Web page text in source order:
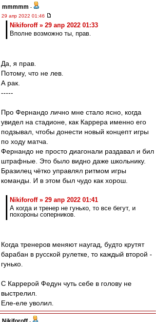
mmmmm -
29 апр 2022 01:46
Nikiforoff » 29 апр 2022 01:33
Вполне возможно ты, прав.
Да, я прав.
Потому, что не лев.
А рак.
-----
Про Фернандо лично мне стало ясно, когда
увидел на стадионе, как Каррера именно его
подзывал, чтобы донести новый концепт игры
по ходу матча.
Фернандо не просто диагонали раздавал и бил
штрафные. Это было видно даже школьнику.
Бразилец чётко управлял ритмом игры
команды. И в этом был чудо как хорош.
Nikiforoff » 29 апр 2022 01:41
А когда и тренер не гунько, то все бегут, и
похороны соперников.
Когда тренеров меняют наугад, будто крутят
барабан в русской рулетке, то каждый второй -
гунько.
С Каррерой Федун чуть себе в голову не
выстрелил.
Еле-еле уволил.